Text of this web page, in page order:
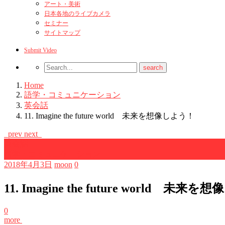
アート・美術
日本各地のライブカメラ
セミナー
サイトマップ
Submit Video
Home
語学・コミュニケーション
英会話
11. Imagine the future world 未来を想像しよう！
prev next
2018年4月3日 moon 0
11. Imagine the future world 未来を想像
0
more